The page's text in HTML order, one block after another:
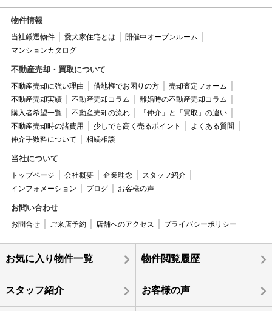
物件情報
当社厳選物件 愛犬家住宅とは
開催中オープンルーム
マンションカタログ
不動産売却・買取について
不動産売却に強い理由 借地権でお困りの方
売却査定フォーム
不動産売却実績
不動産売却コラム
離婚時の不動産売却コラム
購入者希望一覧
不動産売却の流れ
「仲介」と「買取」の違い
不動産売却時の諸費用
少しでも高く売るポイント
よくある質問
仲介手数料について
相続相談
当社について
トップページ 会社概要 企業理念
スタッフ紹介
インフォメーション
ブログ お客様の声
お問い合わせ
お問合せ ご来店予約 店舗へのアクセス プライバシーポリシー
お気に入り物件一覧 物件閲覧履歴
スタッフ紹介 お客様の声